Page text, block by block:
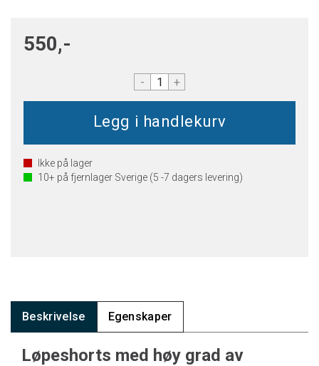
550,-
- +
Ikke på lager
10+ på fjernlager Sverige (5 -7 dagers levering)
Beskrivelse Egenskaper
Løpeshorts med høy grad av